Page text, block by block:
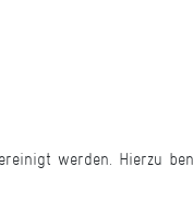
werden. Hierzu